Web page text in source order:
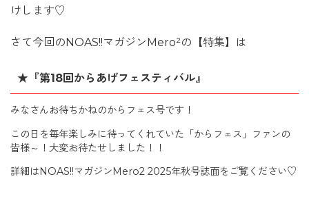
けします♡
さて今回のNOAS!!マガジンMero²の【特集】は
★『第18回からあげフェスティバル』
みなさんお待ちかねのからフェス号です！
この日を毎年楽しみに待ってくれていた「からフェス」ファンの
皆様～！大変お待たせしました！！
詳細はNOAS!!マガジンMero2 2025年秋号誌面をご覧ください♡